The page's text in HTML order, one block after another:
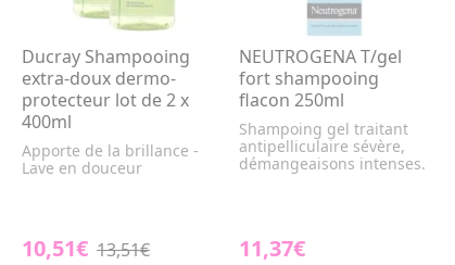
Ducray Shampooing
extra-doux dermo-
protecteur lot de 2 x
400ml
Apporte de la brillance -
Lave en douceur
10,51€ 13,51€
NEUTROGENA T/gel
fort shampooing
flacon 250ml
Shampoing gel traitant
antipelliculaire sévère,
démangeaisons intenses.
11,37€